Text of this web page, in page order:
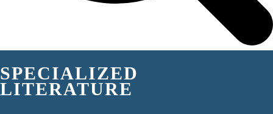
SPECIALIZED
LITERATURE